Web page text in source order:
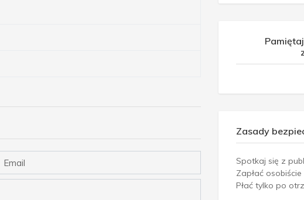
Zasady
Spotkaj się z
Zapłać osobiście
Płać tylko po